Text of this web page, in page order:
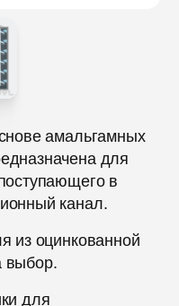
амальгамных
для
в
канал.
из оцинкованной
выбор.
для